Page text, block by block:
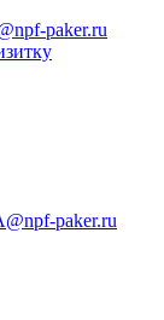
paker.ru
paker.ru